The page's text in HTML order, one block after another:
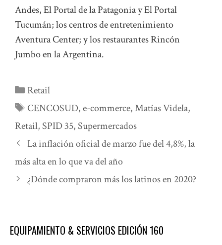
Andes, El Portal de la Patagonia y El Portal
Tucumán; los centros de entretenimiento
Aventura Center; y los restaurantes Rincón
Jumbo en la Argentina.
Categorías
Retail
Etiquetas
CENCOSUD,e-commerce,Matías Videla,
Retail, SPID 35, Supermercados
La inflación oficial de marzo fue del 4,8%, la
más alta en lo que va del año
¿Dónde compraron más los latinos en 2020?
EQUIPAMIENTO & SERVICIOS EDICIÓN 160